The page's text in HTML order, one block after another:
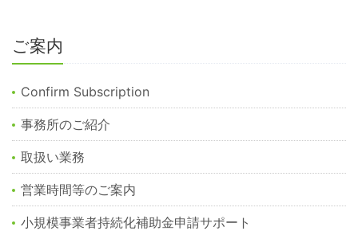
ご案内
Confirm Subscription
事務所のご紹介
取扱い業務
営業時間等のご案内
小規模事業者持続化補助金申請サポート